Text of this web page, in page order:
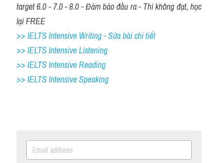
target 6.0 - 7.0 - 8.0 - Đảm bảo đầu ra - Thi không đạt, học
lại FREE
>> IELTS Intensive Writing - Sửa bài chi tiết
>> IELTS Intensive Listening
>> IELTS Intensive Reading
>> IELTS Intensive Speaking